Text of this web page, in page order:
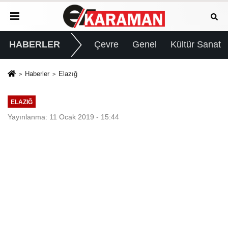
HABERLER Çevre Genel Kültür Sanat
Haberler Elazığ
ELAZIĞ
Yayınlanma: 11 Ocak 2019 - 15:44